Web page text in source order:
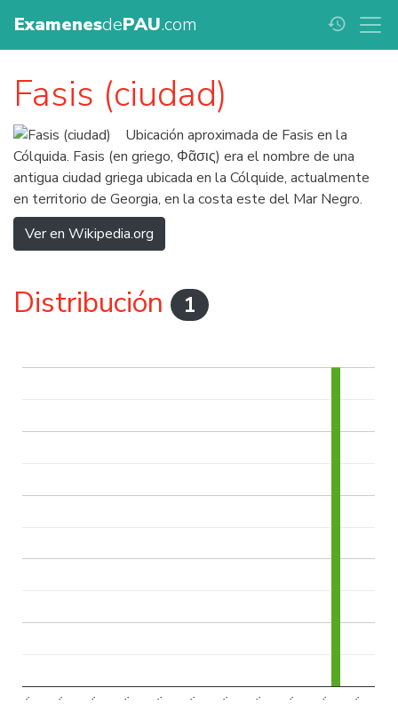
ExamenesdePAU.com history
Fasis (ciudad)
Ubicación aproximada de Fasis en la
Cólquida. Fasis (en griego, Φᾶσις) era el nombre de una
antigua ciudad griega ubicada en la Cólquide, actualmente
en territorio de Georgia, en la costa este del Mar Negro.
Ver en Wikipedia.org
Distribución 1
.. .. .. .. .. .. .. .. .. .. ..